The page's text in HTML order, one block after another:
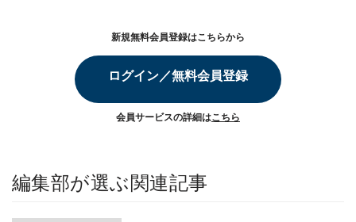
新規無料会員登録はこちらから
ログイン／無料会員登録
会員サービスの詳細はこちら
編集部が選ぶ関連記事